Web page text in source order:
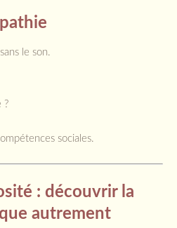
le son.
?
sociales.
: découvrir la
autrement